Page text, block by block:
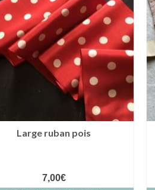
Large ruban pois
7,00€